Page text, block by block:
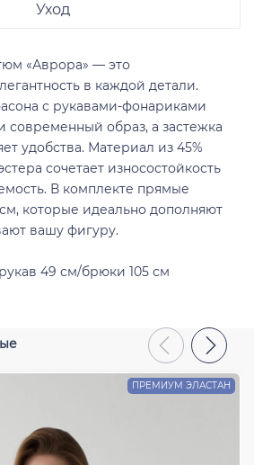
Уход
«Аврора» — это
в каждой детали.
с рукавами-фонариками
современный образ, а застежка
удобства. Материал из 45%
сочетает износостойкость
В комплекте прямые
которые идеально дополняют
вашу фигуру.
49 см/брюки 105 см
ПРЕМИУМ ЭЛАСТАН
Отправить